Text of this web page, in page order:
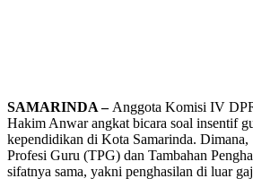
SAMARINDA – Anggota Komisi IV
Hakim Anwar angkat bicara soal insentif
kependidikan di Kota Samarinda.
Profesi Guru (TPG) dan Tambahan
sifatnya sama, yakni penghasilan di luar